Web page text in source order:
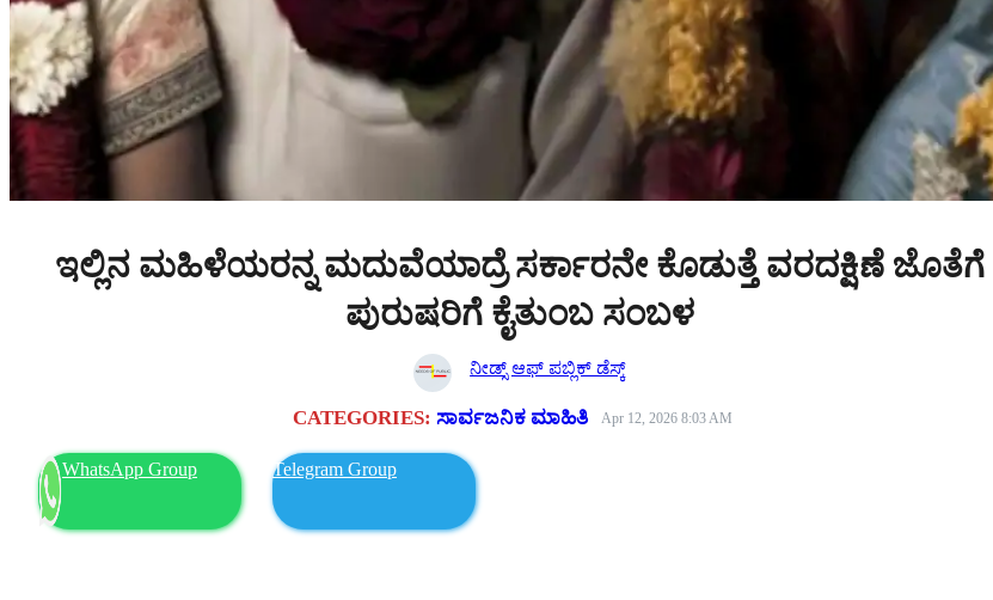
ಇಲ್ಲಿನ ಮಹಿಳೆಯರನ್ನ ಮದುವೆಯಾದ್ರೆ ಸರ್ಕಾರನೇ ಕೊಡುತ್ತೆ ವರದಕ್ಷಿಣೆ ಜೊತೆಗೆ
ಪುರುಷರಿಗೆ ಕೈತುಂಬ ಸಂಬಳ
ನೀಡ್ಸ್ ಆಫ್ ಪಬ್ಲಿಕ್ ಡೆಸ್ಕ್
CATEGORIES:ಸಾರ್ವಜನಿಕ ಮಾಹಿತಿ Apr 12, 2026 8:03 AM
WhatsApp Group Telegram Group